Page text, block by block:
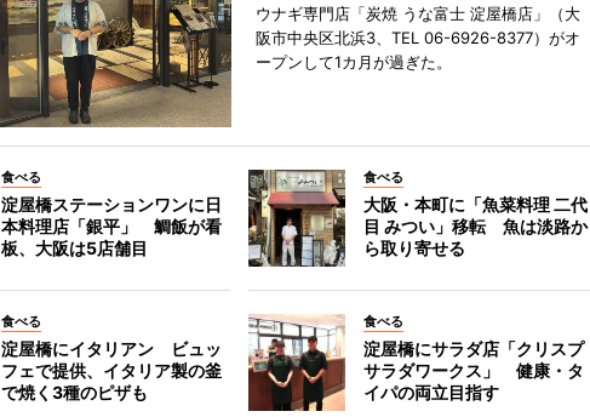
ウナギ専門店「炭焼 うな富士 淀屋橋店」（大
阪市中央区北浜3、TEL 06-6926-8377）がオ
ープンして1カ月が過ぎた。
食べる
淀屋橋ステーションワンに日
本料理店「銀平」 鯛飯が看
板、大阪は5店舗目
食べる
大阪・本町に「魚菜料理 二代
目 みつい」移転 魚は淡路か
ら取り寄せる
食べる
淀屋橋にイタリアン ビュッ
フェで提供、イタリア製の釜
で焼く3種のピザも
食べる
淀屋橋にサラダ店「クリスプ
サラダワークス」 健康・タ
イパの両立目指す